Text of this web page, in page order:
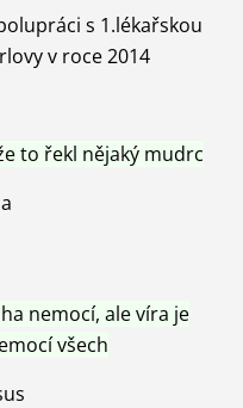
s 1.lékařskou
v roce 2014
to řekl nějaký mudrc
nemocí, ale víra je
všech